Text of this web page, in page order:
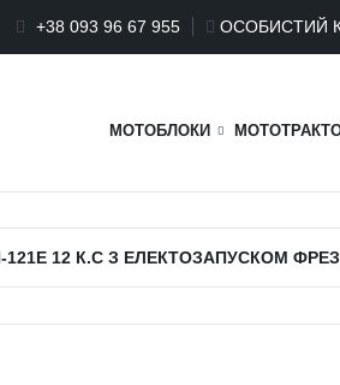
+38 093 96 67 955 ОСОБИСТИЙ
МОТОБЛОКИ
121E 12 К.С З ЕЛЕКТОЗАПУСКОМ